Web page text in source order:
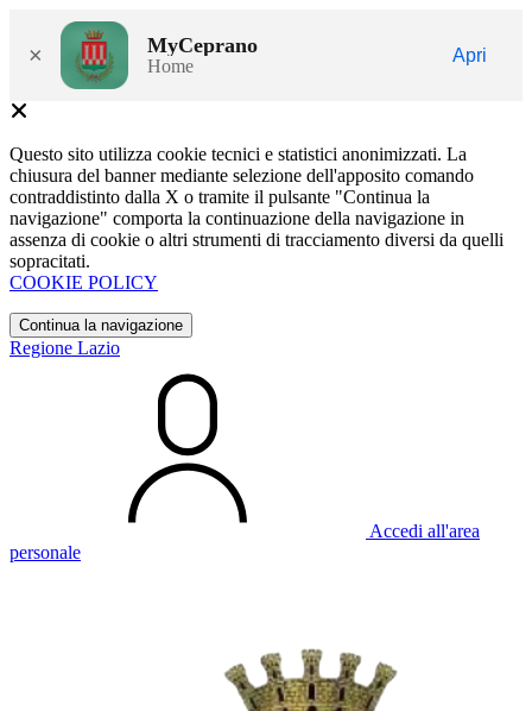
× MyCeprano
Home
Apri
Questo sito utilizza cookie tecnici e statistici anonimizzati. La
chiusura del banner mediante selezione dell'apposito comando
contraddistinto dalla X o tramite il pulsante "Continua la
navigazione" comporta la continuazione della navigazione in
assenza di cookie o altri strumenti di tracciamento diversi da quelli
sopracitati.
COOKIE POLICY
Continua la navigazione
Regione Lazio
Accedi all'area
personale